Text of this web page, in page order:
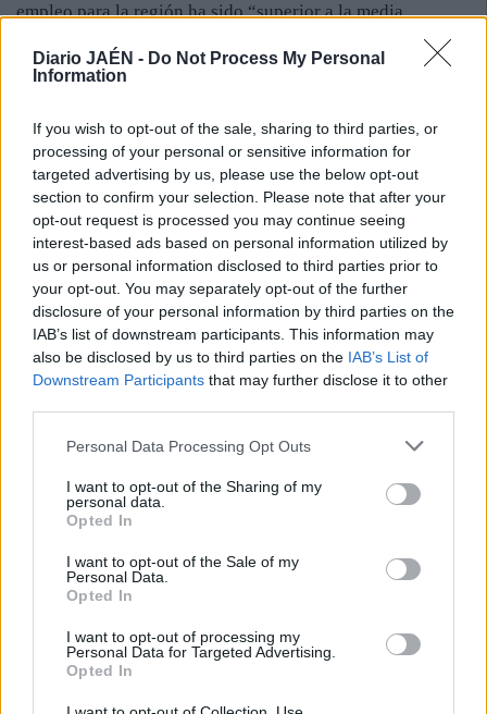
Diario JAÉN - Do Not Process My Personal
Information
If you wish to opt-out of the sale, sharing to third parties, or
processing of your personal or sensitive information for
targeted advertising by us, please use the below opt-out
section to confirm your selection. Please note that after your
opt-out request is processed you may continue seeing
interest-based ads based on personal information utilized by
us or personal information disclosed to third parties prior to
your opt-out. You may separately opt-out of the further
disclosure of your personal information by third parties on the
IAB’s list of downstream participants. This information may
also be disclosed by us to third parties on the IAB’s List of
Downstream Participants that may further disclose it to other
Personal Data Processing Opt Outs
I want to opt-out of the Sharing of my
personal data.
Opted In
I want to opt-out of the Sale of my
Personal Data.
Opted In
I want to opt-out of processing my
Personal Data for Targeted Advertising.
Opted In
empleo para la región ha sido “superior a la media
gobernaban los socialistas— el presupuesto para la
“El Gobierno popular no ha dado a Andalucía lo que nos
tenía que dar”, aseguró Heredia en una rueda de prensa
ofrecida en Marbella (Málaga), y pidió al presidente del
PP-A, Juanma Moreno, “que tenga la valentía y la
decencia de exigirle a un gobierno de su mismo partido
político que apueste por Andalucía y por algo tan
importante como es la creación de empleo”. Se quejó de
que el Gobierno central “se niega a dar algo tan
importante como es un plan de empleo a Andalucía”, y se
quejó de que sí se lo ha provisto a Canarias y